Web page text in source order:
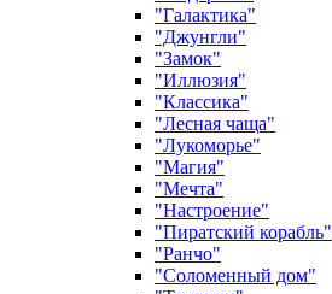
"Галактика"
"Джунгли"
"Замок"
"Иллюзия"
"Классика"
"Лесная чаща"
"Лукоморье"
"Магия"
"Мечта"
"Настроение"
"Пиратский корабль"
"Ранчо"
"Соломенный дом"